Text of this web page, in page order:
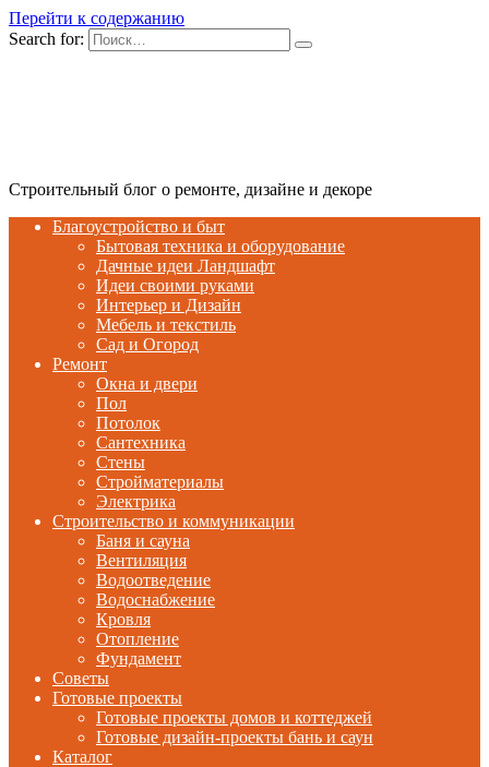
Перейти к содержанию
Search for:
Строительный блог о ремонте, дизайне и декоре
Благоустройство и быт
Бытовая техника и оборудование
Дачные идеи Ландшафт
Идеи своими руками
Интерьер и Дизайн
Мебель и текстиль
Сад и Огород
Ремонт
Окна и двери
Пол
Потолок
Сантехника
Стены
Стройматериалы
Электрика
Строительство и коммуникации
Баня и сауна
Вентиляция
Водоотведение
Водоснабжение
Кровля
Отопление
Фундамент
Советы
Готовые проекты
Готовые проекты домов и коттеджей
Готовые дизайн-проекты бань и саун
Каталог